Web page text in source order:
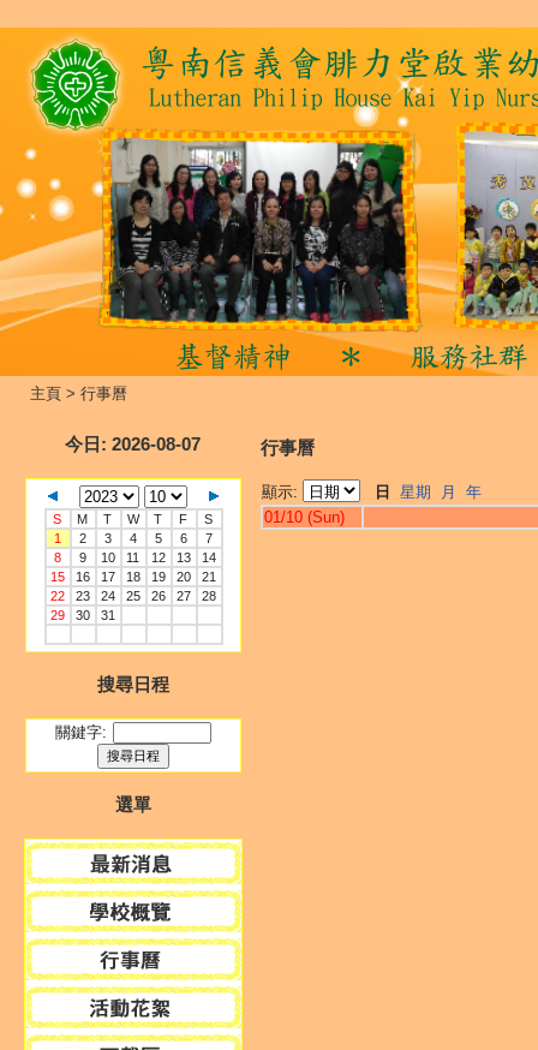
主頁 > 行事曆
今日 : 2026-08-07
S M T W T F
S
1
2 3 4 5 6
7
8
9 10 11 12 13
14
15
16 17 18 19 20
21
22
23 24 25 26 27
28
29
30 31
搜尋日程
關鍵字:
選單
行事曆
顯示: 日 星期 月
年
01/10 (Sun)